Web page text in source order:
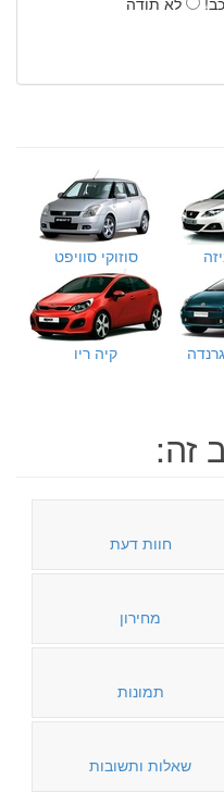
סוזוקי סוויפט
קיה ריו
זה:
חוות דעת
מחירון
תמונות
שאלות ותשובות